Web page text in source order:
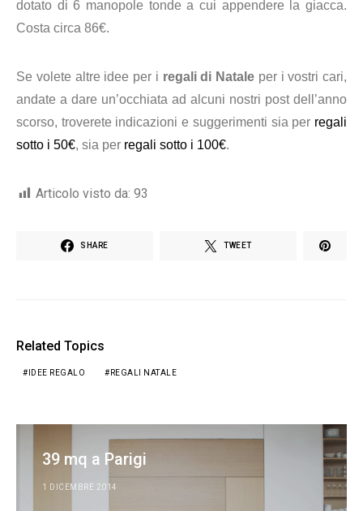
dotato di 6 manopole tonde a cui appendere la giacca.
Costa circa 86€.
Se volete altre idee per i regali di Natale per i vostri cari,
andate a dare un’occhiata ad alcuni nostri post dell’anno
scorso, troverete indicazioni e suggerimenti sia per regali
sotto i 50€, sia per regali sotto i 100€.
Articolo visto da: 93
SHARE TWEET
Related Topics
IDEE REGALO REGALI NATALE
39 mq a Parigi
1 DICEMBRE 2014